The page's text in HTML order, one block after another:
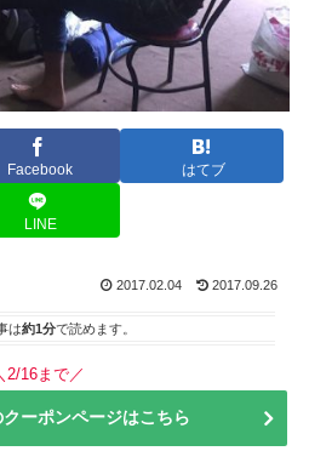
Facebook はてブ
LINE
2017.02.04 2017.09.26
は約1分で読めます。
2/16まで／
ーポンページはこちら